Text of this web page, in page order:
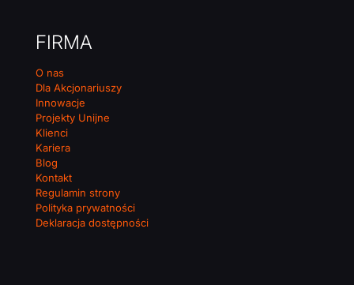
FIRMA
O nas
Dla Akcjonariuszy
Innowacje
Projekty Unijne
Klienci
Kariera
Blog
Kontakt
Regulamin strony
Polityka prywatności
Deklaracja dostępności